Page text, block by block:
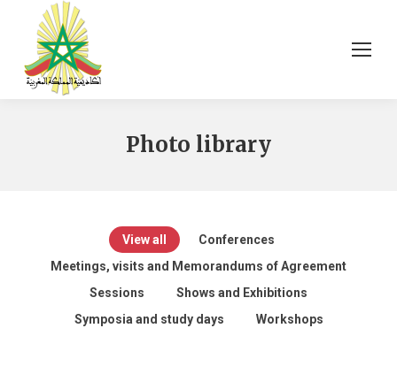
Photo library
View all
Conferences
Meetings, visits and Memorandums of Agreement
Sessions
Shows and Exhibitions
Symposia and study days
Workshops
LES RÉCITS